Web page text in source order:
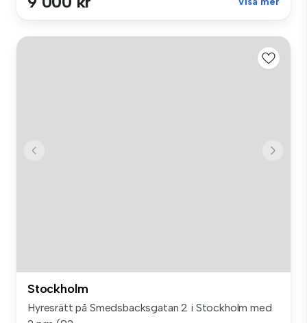
Stockholm
Hyresrätt på Smedsbacksgatan 2 i Stockholm med